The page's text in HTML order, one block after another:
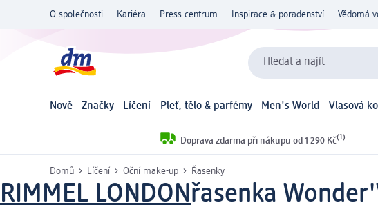
O společnosti Kariéra Press centrum Inspirace & poradenství Vědomá
Hledat a najít
Nově Značky Líčení Pleť, tělo & parfémy Men's World Vlasová
Doprava zdarma při nákupu od 1 290 Kč(1)
Domů Líčení Oční make-up Řasenky
RIMMEL LONDONřasenka